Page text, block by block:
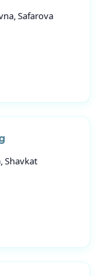
Safarova
Shavkat